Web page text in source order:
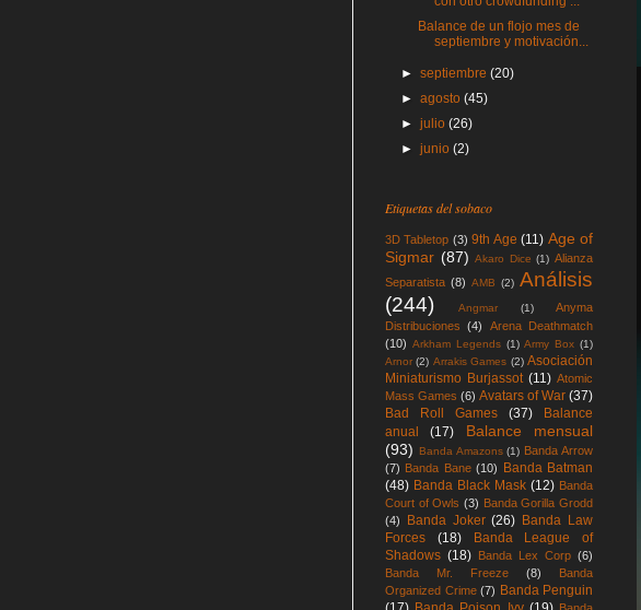
Balance de un flojo mes de
septiembre y motivación...
►septiembre(20)
►agosto(45)
►julio(26)
►junio(2)
Etiquetas del sobaco
3D Tabletop (3) 9th Age (11) Age of
Sigmar (87) Akaro Dice (1) Alianza
Separatista (8) AMB (2) Análisis
(244)
Angmar (1)
Anyma
Distribuciones
(4)
Arena Deathmatch
(10) Arkham Legends (1) Army Box (1)
Arnor (2) Arrakis Games (2) Asociación
Miniaturismo Burjassot (11) Atomic
Mass Games (6) Avatars of War (37)
Bad Roll Games
(37)
Balance
anual
(17)
Balance mensual
(93)
Banda Amazons (1) Banda Arrow
(7) Banda Bane (10)
Banda Batman
(48) Banda Black Mask (12) Banda
Court of Owls (3) Banda Gorilla Grodd
(4)
Banda Joker (26) Banda Law
Forces
(18)
Banda League of
Shadows (18) Banda Lex Corp (6)
Banda Mr. Freeze
(8)
Banda
Organized Crime (7) Banda Penguin